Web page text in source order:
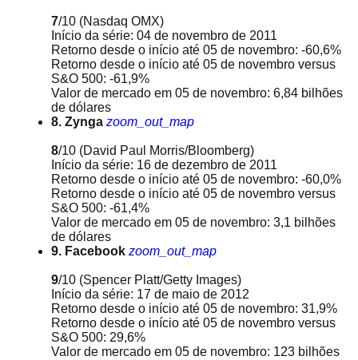
7/10 (Nasdaq OMX)
Início da série: 04 de novembro de 2011
Retorno desde o início até 05 de novembro: -60,6%
Retorno desde o início até 05 de novembro versus
S&O 500: -61,9%
Valor de mercado em 05 de novembro: 6,84 bilhões
de dólares
8. Zynga zoom_out_map
8/10 (David Paul Morris/Bloomberg)
Início da série: 16 de dezembro de 2011
Retorno desde o início até 05 de novembro: -60,0%
Retorno desde o início até 05 de novembro versus
S&O 500: -61,4%
Valor de mercado em 05 de novembro: 3,1 bilhões
de dólares
9. Facebook zoom_out_map
9/10 (Spencer Platt/Getty Images)
Início da série: 17 de maio de 2012
Retorno desde o início até 05 de novembro: 31,9%
Retorno desde o início até 05 de novembro versus
S&O 500: 29,6%
Valor de mercado em 05 de novembro: 123 bilhões